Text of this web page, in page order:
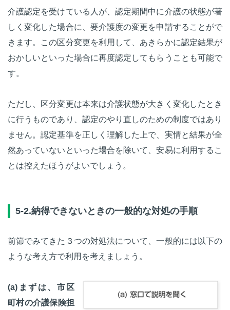
介護認定を受けている人が、認定期間中に介護の状態が著
しく変化した場合に、要介護度の変更を申請することがで
きます。この区分変更を利用して、あきらかに認定結果が
おかしいといった場合に再度認定してもらうことも可能で
す。
ただし、区分変更は本来は介護状態が大きく変化したとき
に行うものであり、認定のやり直しのための制度ではあり
ません。認定基準を正しく理解した上で、実情と結果が全
然あっていないといった場合を除いて、安易に利用するこ
とは控えたほうがよいでしょう。
5-2.納得できないときの一般的な対処の手順
前節でみてきた３つの対処法について、一般的には以下の
ような考え方で利用を考えましょう。
(a)まずは、市区
町村の介護保険担